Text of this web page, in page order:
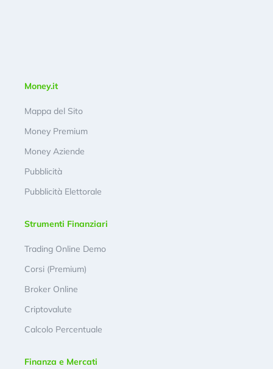
Money.it
Mappa del Sito
Money Premium
Money Aziende
Pubblicità
Pubblicità Elettorale
Strumenti Finanziari
Trading Online Demo
Corsi (Premium)
Broker Online
Criptovalute
Calcolo Percentuale
Finanza e Mercati